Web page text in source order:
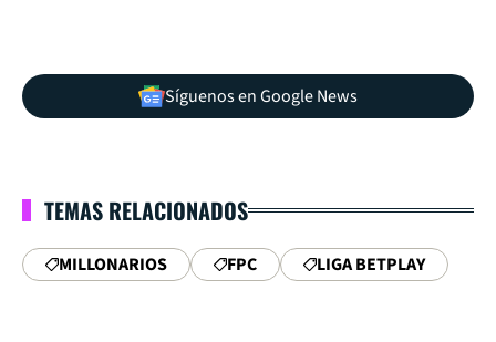
Síguenos en Google News
TEMAS RELACIONADOS
MILLONARIOS FPC LIGA BETPLAY